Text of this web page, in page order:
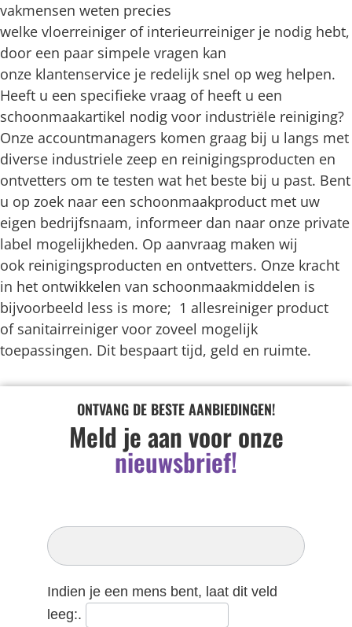
vakmensen weten precies
welke vloerreiniger of interieurreiniger je nodig hebt,
door een paar simpele vragen kan
onze klantenservice je redelijk snel op weg helpen.
Heeft u een specifieke vraag of heeft u een
schoonmaakartikel nodig voor industriële reiniging?
Onze accountmanagers komen graag bij u langs met
diverse industriele zeep en reinigingsproducten en
ontvetters om te testen wat het beste bij u past. Bent
u op zoek naar een schoonmaakproduct met uw
eigen bedrijfsnaam, informeer dan naar onze private
label mogelijkheden. Op aanvraag maken wij
ook reinigingsproducten en ontvetters. Onze kracht
in het ontwikkelen van schoonmaakmiddelen is
bijvoorbeeld less is more; 1 allesreiniger product
of sanitairreiniger voor zoveel mogelijk
toepassingen. Dit bespaart tijd, geld en ruimte.
ONTVANG DE BESTE AANBIEDINGEN!
Meld je aan voor onze
nieuwsbrief!
Inschrijven
Nieuwsbrief
Indien je een mens bent, laat dit veld
leeg:.